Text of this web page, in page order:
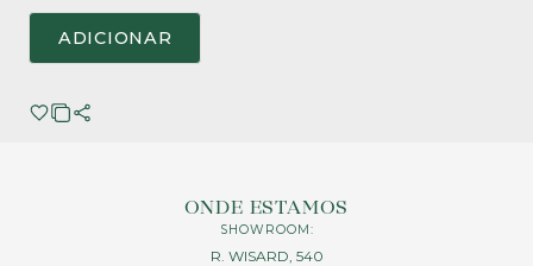
ADICIONAR
ONDE ESTAMOS
SHOWROOM:
R. WISARD, 540